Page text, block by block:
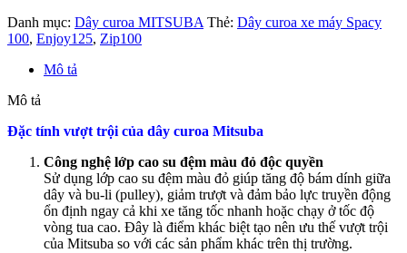
Danh mục: Dây curoa MITSUBA Thẻ: Dây curoa xe máy Spacy
100, Enjoy125, Zip100
Mô tả
Mô tả
Đặc tính vượt trội của dây curoa Mitsuba
Công nghệ lớp cao su đệm màu đỏ độc quyền
Sử dụng lớp cao su đệm màu đỏ giúp tăng độ bám dính giữa
dây và bu-li (pulley), giảm trượt và đảm bảo lực truyền động
ổn định ngay cả khi xe tăng tốc nhanh hoặc chạy ở tốc độ
vòng tua cao. Đây là điểm khác biệt tạo nên ưu thế vượt trội
của Mitsuba so với các sản phẩm khác trên thị trường.